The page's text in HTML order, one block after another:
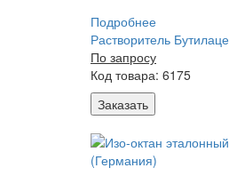
Подробнее
Растворитель
По запросу
Код товара: 6175
Заказать